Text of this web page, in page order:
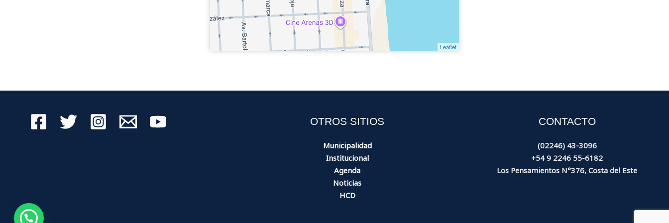
Leaflet
OTROS SITIOS
Municipalidad
Institucional
Agenda
Noticias
HCD
CONTACTO
(02246) 43-3096
+54 9 2246 55-6182
Los Pensamientos N°376, Costa del Este